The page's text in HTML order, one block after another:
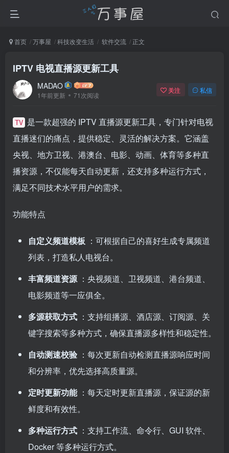
首页 万事屋 科技改变生活 软件交流 正文
IPTV 电视直播源更新工具
MADAO
1年前更新 71次阅读
关注 私信
TV 是一款超强的 IPTV 直播源更新工具，专门针对电视
直播迷们的痛点，提供稳定、灵活的解决方案。它涵盖
央视、地方卫视、港澳台、电影、动画、体育等多种直
播资源，不仅能每天自动更新，还支持多种运行方式，
满足不同技术水平用户的需求。
功能特点
自定义频道模板 ：可根据自己的喜好生成专属频道
列表，打造私人电视台。
丰富频道资源：央视频道、卫视频道、港台频道、
电影频道等一应俱全。
多源获取方式 ：支持组播源、酒店源、订阅源、关
键字搜索等多种方式，确保直播源多样性和稳定性。
自动测速校验 ：每次更新自动检测直播源响应时间
和分辨率，优先选择高质量源。
定时更新功能：每天定时更新直播源，保证源的新
鲜度和有效性。
多种运行方式 ：支持工作流、命令行、GUI 软件、
Docker 等多种运行方式。